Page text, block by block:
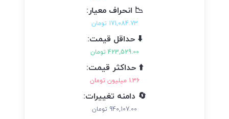
📉 انحراف معیار:
171,084.73 تومان
⬇️ حداقل قیمت:
423,529.00 تومان
⬆️ حداکثر قیمت:
1.36 میلیون تومان
🔄 دامنه تغییرات:
940,107.00 تومان